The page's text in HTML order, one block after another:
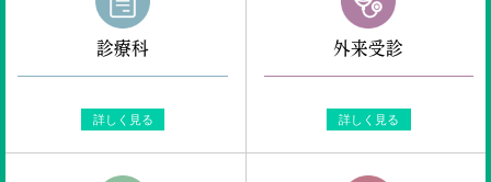
診療科
詳しく見る
外来受診
詳しく見る